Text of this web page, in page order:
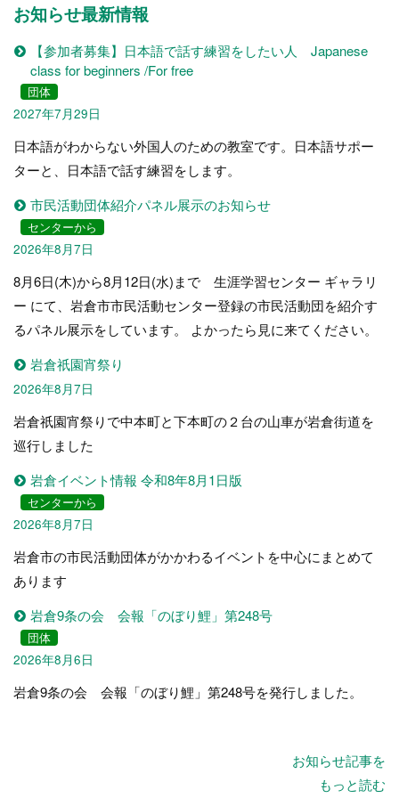
お知らせ最新情報
【参加者募集】日本語で話す練習をしたい人 Japanese
class for beginners /For free
団体
2027年7月29日
日本語がわからない外国人のための教室です。日本語サポー
ターと、日本語で話す練習をします。
市民活動団体紹介パネル展示のお知らせ
センターから
2026年8月7日
8月6日(木)から8月12日(水)まで 生涯学習センター ギャラリ
ー にて、岩倉市市民活動センター登録の市民活動団を紹介す
るパネル展示をしています。 よかったら見に来てください。
岩倉祇園宵祭り
2026年8月7日
岩倉祇園宵祭りで中本町と下本町の２台の山車が岩倉街道を
巡行しました
岩倉イベント情報 令和8年8月1日版
センターから
2026年8月7日
岩倉市の市民活動団体がかかわるイベントを中心にまとめて
あります
岩倉9条の会 会報「のぼり鯉」第248号
団体
2026年8月6日
岩倉9条の会 会報「のぼり鯉」第248号を発行しました。
お知らせ記事を
もっと読む